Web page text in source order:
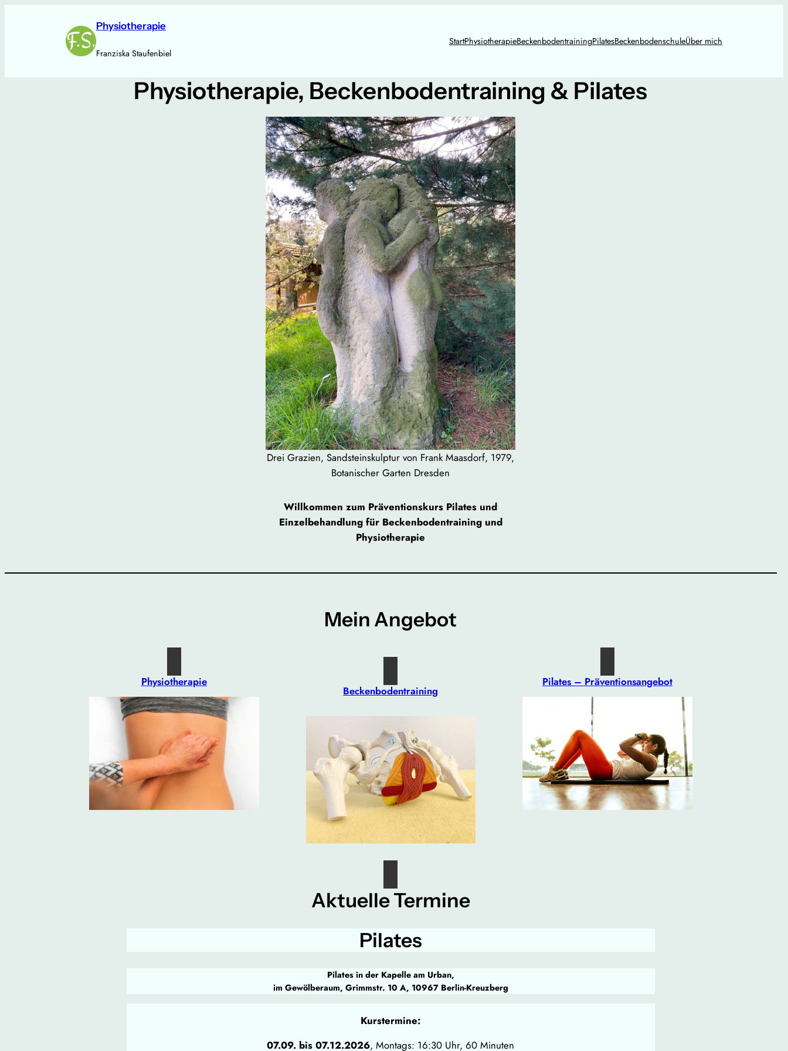
Physiotherapie
Franziska Staufenbiel
StartPhysiotherapieBeckenbodentrainingPilatesBeckenbodenschuleÜber mich
Physiotherapie, Beckenbodentraining & Pilates
Drei Grazien, Sandsteinskulptur von Frank Maasdorf, 1979,
Botanischer Garten Dresden
Willkommen zum Präventionskurs Pilates und
Einzelbehandlung für Beckenbodentraining und
Physiotherapie
Mein Angebot
Physiotherapie
Beckenbodentraining
Pilates – Präventionsangebot
Aktuelle Termine
Pilates
Pilates in der Kapelle am Urban,
im Gewölberaum, Grimmstr. 10 A, 10967 Berlin-Kreuzberg
Kurstermine:
07.09. bis 07.12.2026, Montags: 16:30 Uhr, 60 Minuten